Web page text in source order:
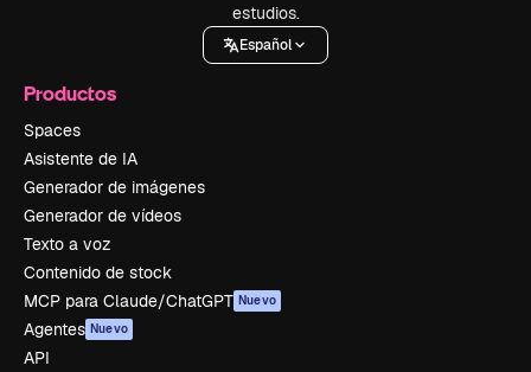
estudios.
Español
Productos
Spaces
Asistente de IA
Generador de imágenes
Generador de vídeos
Texto a voz
Contenido de stock
MCP para Claude/ChatGPT Nuevo
Agentes Nuevo
API